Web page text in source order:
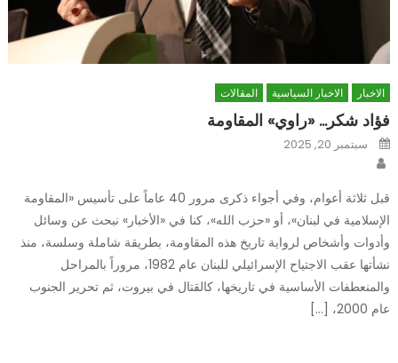
الاخبار الاخبار السياسية المقالات
فؤاد شكر… «راوي» المقاومة
Posted
onسبتمبر 20, 2025
قبل ثلاثة أعوام، وفي أجواء ذكرى مرور 40 عاماً على تأسيس «المقاومة
الإسلامية في لبنان»، أو «حزب الله»، كنا في «الأخبار» نبحث عن وسائل
وأدوات وأشخاص لرواية تاريخ هذه المقاومة، بطريقة شاملة وسلسة، منذ
نشأتها عقب الاجتياح الإسرائيلي للبنان عام 1982، مروراً بالمراحل
والمنعطفات الأساسية في تاريخها، كالقتال في بيروت، ثم تحرير الجنوب
عام 2000، […]